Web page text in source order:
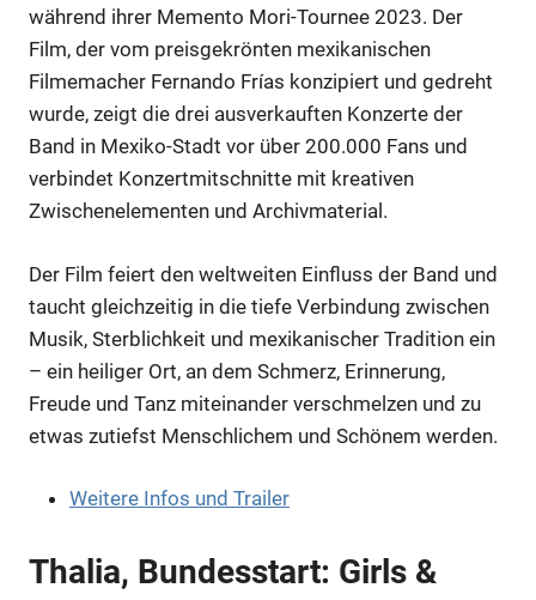
während ihrer Memento Mori-Tournee 2023. Der
Film, der vom preisgekrönten mexikanischen
Filmemacher Fernando Frías konzipiert und gedreht
wurde, zeigt die drei ausverkauften Konzerte der
Band in Mexiko-Stadt vor über 200.000 Fans und
verbindet Konzertmitschnitte mit kreativen
Zwischenelementen und Archivmaterial.
Der Film feiert den weltweiten Einfluss der Band und
taucht gleichzeitig in die tiefe Verbindung zwischen
Musik, Sterblichkeit und mexikanischer Tradition ein
– ein heiliger Ort, an dem Schmerz, Erinnerung,
Freude und Tanz miteinander verschmelzen und zu
etwas zutiefst Menschlichem und Schönem werden.
Weitere Infos und Trailer
Thalia, Bundesstart: Girls &